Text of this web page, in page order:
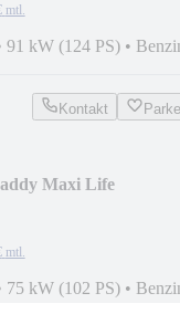
mtl.
91 kW (124 PS) •
Kontakt
Maxi Life
mtl.
75 kW (102 PS) •